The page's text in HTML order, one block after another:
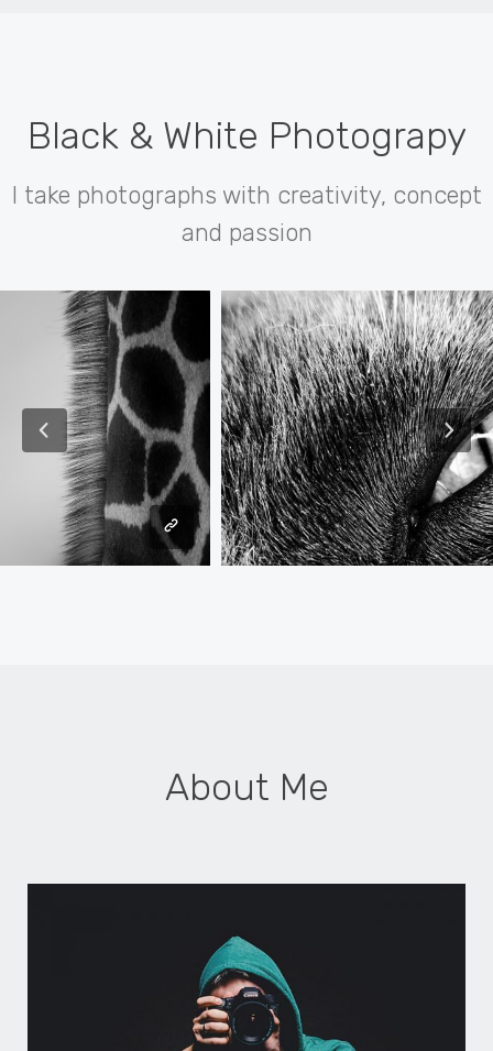
Black & White Photograpy
I take photographs with creativity, concept
and passion
About Me